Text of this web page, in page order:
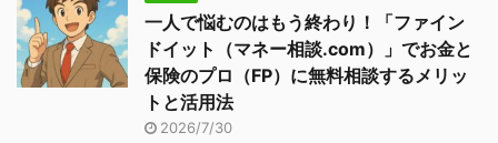
一人で悩むのはもう終わり！「ファイン
ドイット（マネー相談.com）」でお金と
保険のプロ（FP）に無料相談するメリッ
トと活用法
2026/7/30